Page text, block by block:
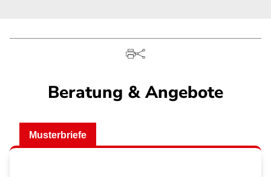
Beratung & Angebote
Musterbriefe